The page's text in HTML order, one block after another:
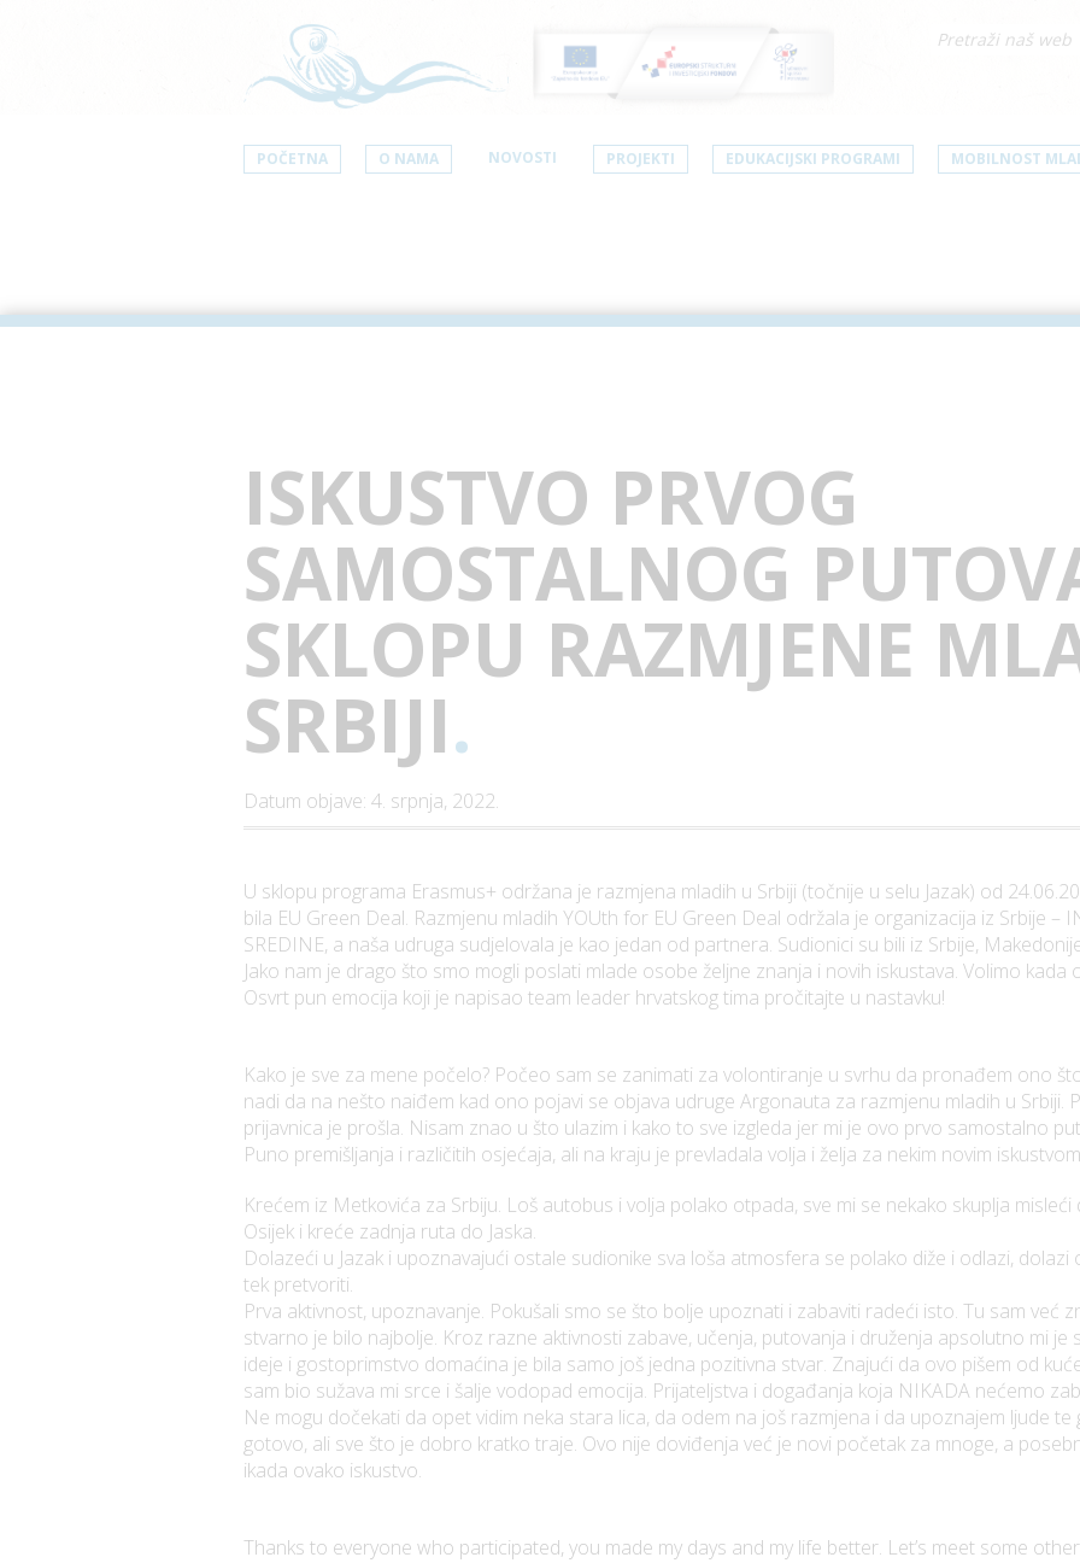
POČETNA O NAMA NOVOSTI PROJEKTI EDUKACIJSKI PROGRAMI MOBILNOST
ISKUSTVO PRVOG
SAMOSTALNOG
SKLOPU RAZMJENE
SRBIJI.
Datum objave: 4. srpnja, 2022.
U sklopu programa Erasmus+ održana je razmjena mladih u Srbiji (točnije u selu Jazak) od
bila EU Green Deal. Razmjenu mladih YOUth for EU Green Deal održala je organizacija iz Srbije –
SREDINE, a naša udruga sudjelovala je kao jedan od partnera. Sudionici su bili iz Srbije,
Jako nam je drago što smo mogli poslati mlade osobe željne znanja i novih iskustava. Volimo kada
Osvrt pun emocija koji je napisao team leader hrvatskog tima pročitajte u nastavku!
Kako je sve za mene počelo? Počeo sam se zanimati za volontiranje u svrhu da pronađem ono
nadi da na nešto naiđem kad ono pojavi se objava udruge Argonauta za razmjenu mladih u Srbiji.
prijavnica je prošla. Nisam znao u što ulazim i kako to sve izgleda jer mi je ovo prvo samostalno
Puno premišljanja i različitih osjećaja, ali na kraju je prevladala volja i želja za nekim novim
Krećem iz Metkovića za Srbiju. Loš autobus i volja polako otpada, sve mi se nekako skuplja
Osijek i kreće zadnja ruta do Jaska.
Dolazeći u Jazak i upoznavajući ostale sudionike sva loša atmosfera se polako diže i odlazi, dolazi
tek pretvoriti.
Prva aktivnost, upoznavanje. Pokušali smo se što bolje upoznati i zabaviti radeći isto. Tu sam već
stvarno je bilo najbolje. Kroz razne aktivnosti zabave, učenja, putovanja i druženja apsolutno mi je
ideje i gostoprimstvo domaćina je bila samo još jedna pozitivna stvar. Znajući da ovo pišem od
sam bio sužava mi srce i šalje vodopad emocija. Prijateljstva i događanja koja NIKADA nećemo
Ne mogu dočekati da opet vidim neka stara lica, da odem na još razmjena i da upoznajem ljude te
gotovo, ali sve što je dobro kratko traje. Ovo nije doviđenja već je novi početak za mnoge, a
ikada ovako iskustvo.
Thanks to everyone who participated, you made my days and my life better. Let’s meet some